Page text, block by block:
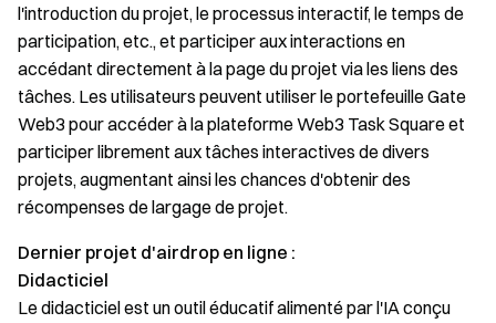
l'introduction du projet, le processus interactif, le temps de
participation, etc., et participer aux interactions en
accédant directement à la page du projet via les liens des
tâches. Les utilisateurs peuvent utiliser le portefeuille Gate
Web3 pour accéder à la plateforme Web3 Task Square et
participer librement aux tâches interactives de divers
projets, augmentant ainsi les chances d'obtenir des
récompenses de largage de projet.
Dernier projet d'airdrop en ligne :
Didacticiel
Le didacticiel est un outil éducatif alimenté par l'IA conçu